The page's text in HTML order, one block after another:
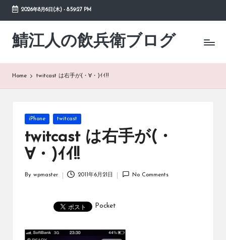
Skip
content
2026年8月6日(木)- 8:59:28 PM
鯖江人の飲兵衛ブログ
日々
の
Home twitcast は右手が(・∀・)ｲｲ!!
Posted
iPhone twitcast
twitcast は右手が(・
∀・)ｲｲ!!
By wpmaster 2011年6月21日 No Comments
Pocket